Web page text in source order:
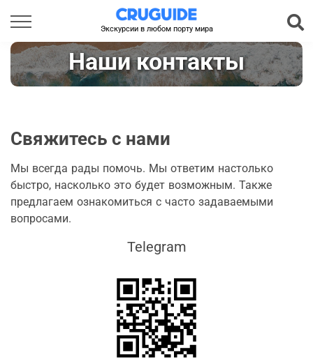
Экскурсии в любом порту мира
Наши контакты
Свяжитесь с нами
Мы всегда рады помочь. Мы ответим настолько
быстро, насколько это будет возможным. Также
предлагаем ознакомиться с часто задаваемыми
вопросами.
Telegram